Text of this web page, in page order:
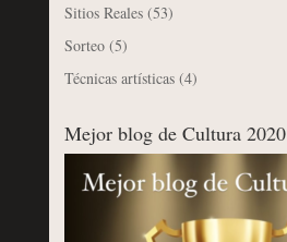
Sitios Reales(53)
Sorteo(5)
Técnicas artísticas(4)
Mejor blog de Cultura 2020